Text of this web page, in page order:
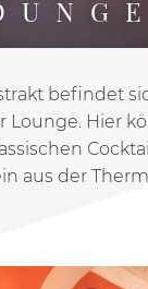
befindet
Lounge. Hier
aus der